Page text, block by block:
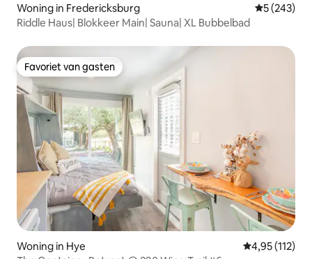
Woning in Fredericksburg
5 (243)
Riddle Haus| Blokkeer Main| Sauna| XL Bubbelbad
Favoriet van gasten
Favoriet van gasten
Woning in Hye Gemiddelde
4,95 (112)